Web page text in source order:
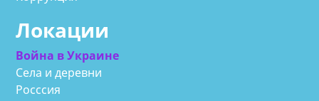
Локации
Война в Украине
Села и деревни
Росссия